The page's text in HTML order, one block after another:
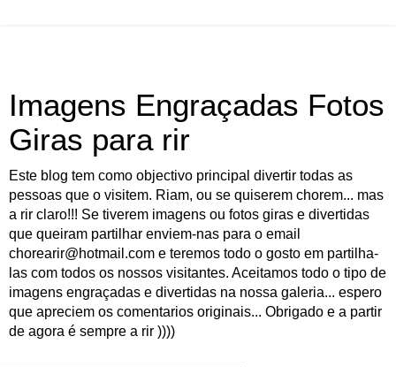
Imagens Engraçadas Fotos
Giras para rir
Este blog tem como objectivo principal divertir todas as
pessoas que o visitem. Riam, ou se quiserem chorem... mas
a rir claro!!! Se tiverem imagens ou fotos giras e divertidas
que queiram partilhar enviem-nas para o email
chorearir@hotmail.com e teremos todo o gosto em partilha-
las com todos os nossos visitantes. Aceitamos todo o tipo de
imagens engraçadas e divertidas na nossa galeria... espero
que apreciem os comentarios originais... Obrigado e a partir
de agora é sempre a rir ))))